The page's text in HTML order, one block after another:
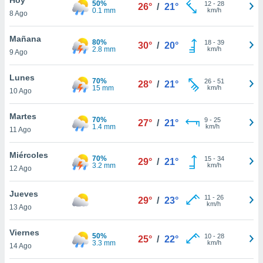
y
en
más
de
8 Ago
50%
0.1 mm
26° / 21° 12- 28
km/h
Mañana
9 Ago
80%
2.8 mm
30° / 20° 18- 39
km/h
Lunes
10 Ago
70%
15 mm
28° / 21° 26- 51
km/h
Martes
11 Ago
70%
1.4 mm
27° / 21° 9- 25
km/h
Miércoles
12 Ago
70%
3.2 mm
29° / 21° 15- 34
km/h
Jueves
13 Ago
29° / 23° 11 - 26
km/h
Viernes
14 Ago
50%
3.3 mm
25° / 22° 10- 28
km/h